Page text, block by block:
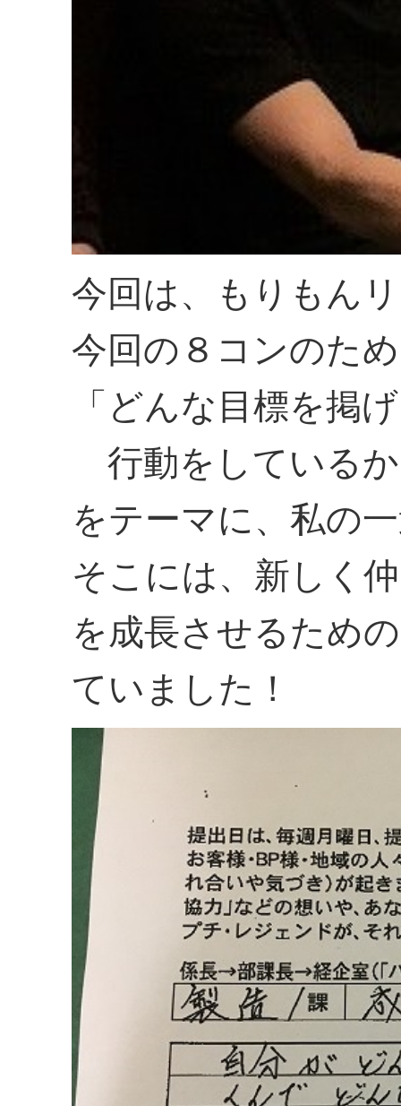
今回は、もりもん
今回の８コンのた
「どんな目標を掲
行動をしている
をテーマに、私の
そこには、新しく
を成長させるため
ていました！